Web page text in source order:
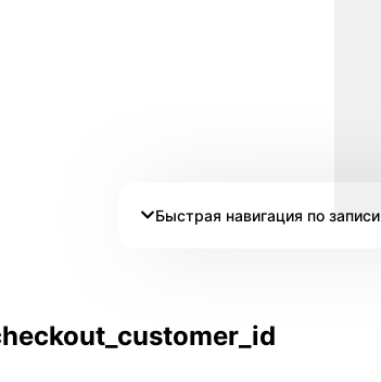
Быстрая навигация по записи